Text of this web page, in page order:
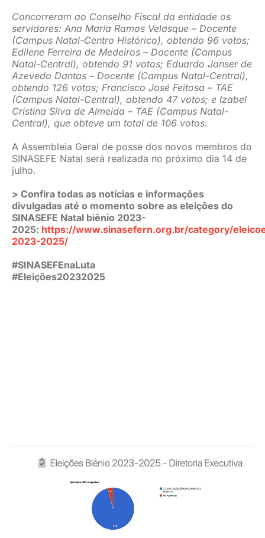
Concorreram ao Conselho Fiscal da entidade os
servidores: Ana Maria Ramos Velasque – Docente
(Campus Natal-Centro Histórico), obtendo 96 votos;
Edilene Ferreira de Medeiros – Docente (Campus
Natal-Central), obtendo 91 votos; Eduardo Janser de
Azevedo Dantas – Docente (Campus Natal-Central),
obtendo 126 votos; Francisco José Feitosa – TAE
(Campus Natal-Central), obtendo 47 votos; e Izabel
Cristina Silva de Almeida – TAE (Campus Natal-
Central), que obteve um total de 106 votos.
A Assembleia Geral de posse dos novos membros do
SINASEFE Natal será realizada no próximo dia 14 de
julho.
> Confira todas as notícias e informações
divulgadas até o momento sobre as eleições do
SINASEFE Natal biênio 2023-
2025: https://www.sinasefern.org.br/category/
2023-2025/
#SINASEFEnaLuta
#Eleições20232025